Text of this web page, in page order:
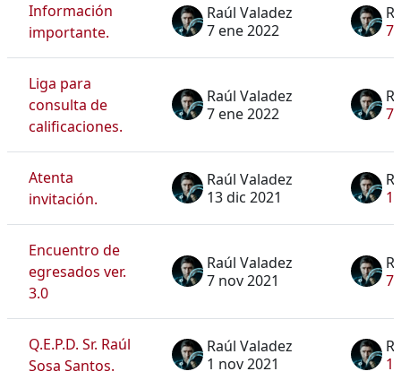
Información
importante.
Raúl Valadez
7 ene 2022
7
Liga para
consulta de
calificaciones.
Raúl Valadez
7 ene 2022
7
Atenta
invitación.
Raúl Valadez
13 dic 2021
Encuentro de
egresados ver.
3.0
Raúl Valadez
7 nov 2021
7
Q.E.P.D. Sr. Raúl
Sosa Santos.
Raúl Valadez
1 nov 2021
1